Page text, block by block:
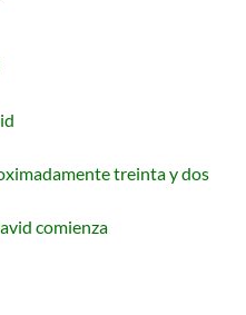
treinta y dos
comienza